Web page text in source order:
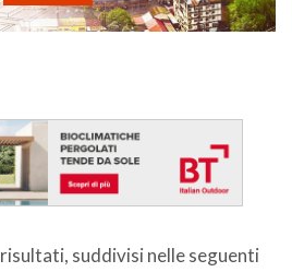
risultati, suddivisi nelle seguenti